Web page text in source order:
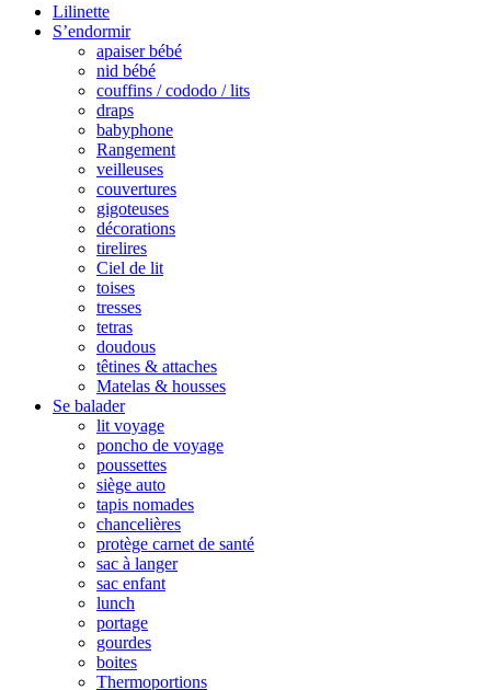
Lilinette
S’endormir
apaiser bébé
nid bébé
couffins / cododo / lits
draps
babyphone
Rangement
veilleuses
couvertures
gigoteuses
décorations
tirelires
Ciel de lit
toises
tresses
tetras
doudous
têtines & attaches
Matelas & housses
Se balader
lit voyage
poncho de voyage
poussettes
siège auto
tapis nomades
chancelières
protège carnet de santé
sac à langer
sac enfant
lunch
portage
gourdes
boites
Thermoportions